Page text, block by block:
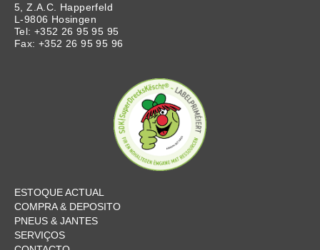
5, Z.A.C. Happerfeld
L-9806 Hosingen
Tel: +352 26 95 95 95
Fax: +352 26 95 95 96
ESTOQUE ACTUAL
COMPRA & DEPOSITO
PNEUS & JANTES
SERVIÇOS